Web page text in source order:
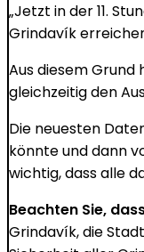
„Jetzt in der 11.
Grindavík
Aus diesem
gleichzeitig den
Die neuesten
könnte und dann
wichtig, dass alle
Beachten Sie,
Grindavík, die